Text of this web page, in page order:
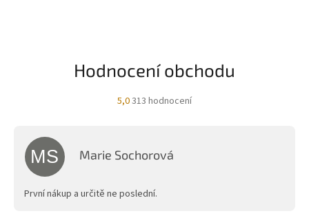
Hodnocení obchodu
5,0Průměrné
5,0
hvězdiček.
313 hodnocení
MS Marie Sochorová
První nákup a určitě ne poslední.